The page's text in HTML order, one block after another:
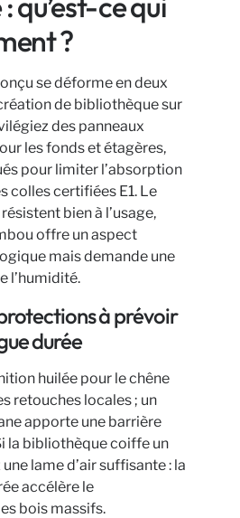
?
se déforme en deux
de bibliothèque sur
des panneaux
les fonds et étagères,
pour limiter l’absorption
colles certifiées E1. Le
bien à l’usage,
offre un aspect
mais demande une
l’humidité.
à prévoir
durée
huilée pour le chêne
retouches locales ; un
apporte une barrière
la bibliothèque coiffe un
lame d’air suffisante : la
accélère le
bois massifs.